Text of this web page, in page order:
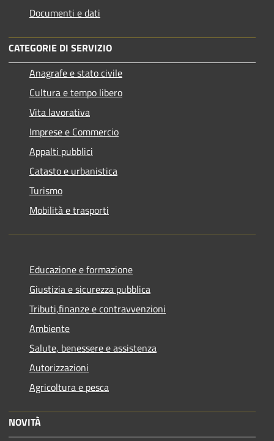
Documenti e dati
CATEGORIE DI SERVIZIO
Anagrafe e stato civile
Cultura e tempo libero
Vita lavorativa
Imprese e Commercio
Appalti pubblici
Catasto e urbanistica
Turismo
Mobilità e trasporti
Educazione e formazione
Giustizia e sicurezza pubblica
Tributi,finanze e contravvenzioni
Ambiente
Salute, benessere e assistenza
Autorizzazioni
Agricoltura e pesca
NOVITÀ